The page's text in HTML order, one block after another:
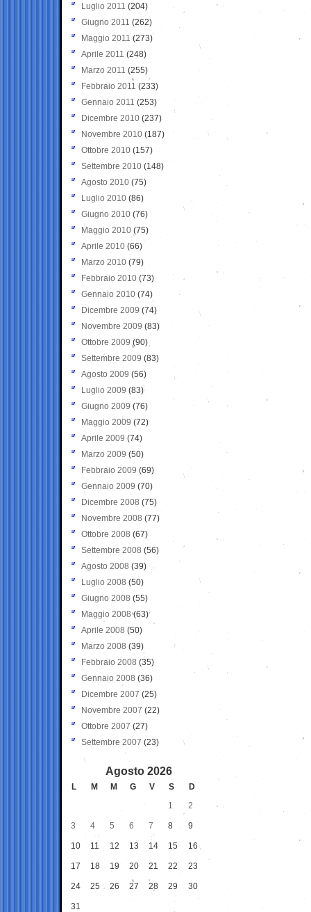
Luglio 2011 (204)
Giugno 2011 (262)
Maggio 2011 (273)
Aprile 2011 (248)
Marzo 2011 (255)
Febbraio 2011 (233)
Gennaio 2011 (253)
Dicembre 2010 (237)
Novembre 2010 (187)
Ottobre 2010 (157)
Settembre 2010 (148)
Agosto 2010 (75)
Luglio 2010 (86)
Giugno 2010 (76)
Maggio 2010 (75)
Aprile 2010 (66)
Marzo 2010 (79)
Febbraio 2010 (73)
Gennaio 2010 (74)
Dicembre 2009 (74)
Novembre 2009 (83)
Ottobre 2009 (90)
Settembre 2009 (83)
Agosto 2009 (56)
Luglio 2009 (83)
Giugno 2009 (76)
Maggio 2009 (72)
Aprile 2009 (74)
Marzo 2009 (50)
Febbraio 2009 (69)
Gennaio 2009 (70)
Dicembre 2008 (75)
Novembre 2008 (77)
Ottobre 2008 (67)
Settembre 2008 (56)
Agosto 2008 (39)
Luglio 2008 (50)
Giugno 2008 (55)
Maggio 2008(63)
Aprile 2008 (50)
Marzo 2008 (39)
Febbraio 2008 (35)
Gennaio 2008 (36)
Dicembre 2007 (25)
Novembre 2007 (22)
Ottobre 2007 (27)
Settembre 2007 (23)
Agosto 2026
L M M G V S
D
1
2
3 4 5 6 7 8 9
10 11 12 13 14 15 16
17 18 19 20 21 22 23
24 25 26 27 28 29 30
31